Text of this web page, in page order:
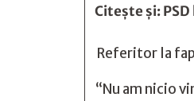
Citește și:
Referitor la
“Nu am nicio